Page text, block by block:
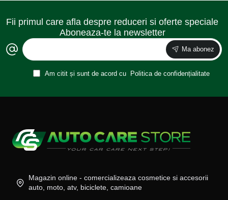
Fii primul care afla despre reduceri si oferte speciale
Aboneaza-te la newsletter
Ma abonez
Am citit și sunt de acord cu Politica de confidențialitate
Magazin online - comercializeaza cosmetice si accesorii
auto, moto, atv, biciclete, camioane